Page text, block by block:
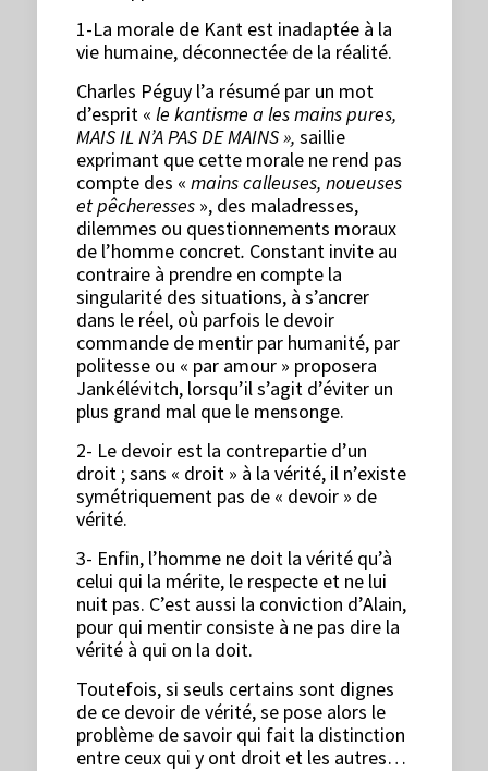
1-La morale de Kant est inadaptée à la
vie humaine, déconnectée de la réalité.
Charles Péguy l’a résumé par un mot
d’esprit «le kantisme a les mains pures,
MAIS IL N’A PAS DE MAINS »,saillie
exprimant que cette morale ne rend pas
compte des «mains calleuses, noueuses
et pêcheresses », des maladresses,
dilemmes ou questionnements moraux
de l’homme concret. Constant invite au
contraire à prendre en compte la
singularité des situations, à s’ancrer
dans le réel, où parfois le devoir
commande de mentir par humanité, par
politesse ou « par amour » proposera
Jankélévitch, lorsqu’il s’agit d’éviter un
plus grand mal que le mensonge.
2- Le devoir est la contrepartie d’un
droit ; sans « droit » à la vérité, il n’existe
symétriquement pas de « devoir » de
vérité.
3- Enfin, l’homme ne doit la vérité qu’à
celui qui la mérite, le respecte et ne lui
nuit pas. C’est aussi la conviction d’Alain,
pour qui mentir consiste à ne pas dire la
vérité à qui on la doit.
Toutefois, si seuls certains sont dignes
de ce devoir de vérité, se pose alors le
problème de savoir qui fait la distinction
entre ceux qui y ont droit et les autres…